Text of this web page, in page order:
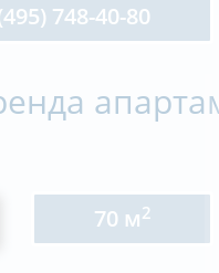
748-40-80
70 м2